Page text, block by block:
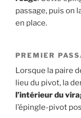
passage, puis on
en place.
PREMIER
Lorsque la paire
lieu du pivot, la
l’intérieur du
l’épingle-pivot